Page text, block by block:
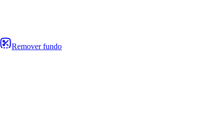
Remover fundo